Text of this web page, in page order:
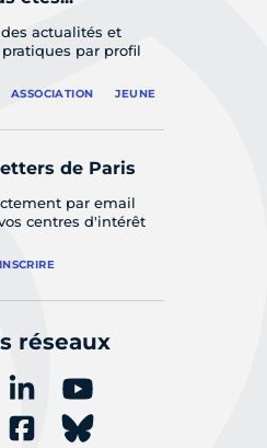
actualités et
par profil
ASSOCIATION JEUNE
de Paris
par email
centres d'intérêt
réseaux